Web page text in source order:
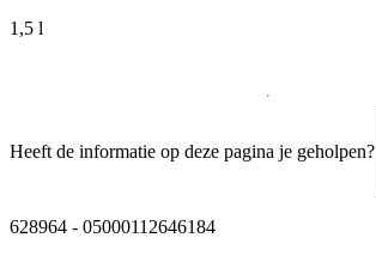
1,5 l
Heeft de informatie op deze pagina je geholpen?
628964 - 05000112646184